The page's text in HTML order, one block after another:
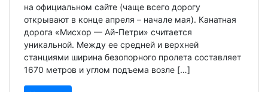
на официальном сайте (чаще всего дорогу
открывают в конце апреля – начале мая). Канатная
дорога «Мисхор — Ай-Петри» считается
уникальной. Между ее средней и верхней
станциями ширина безопорного пролета составляет
1670 метров и углом подъема возле […]